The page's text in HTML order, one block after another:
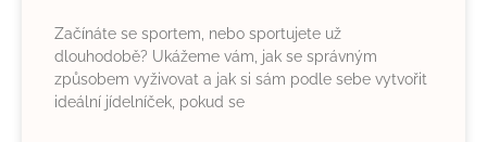
Začínáte se sportem, nebo sportujete už
dlouhodobě? Ukážeme vám, jak se správným
způsobem vyživovat a jak si sám podle sebe vytvořit
ideální jídelníček, pokud se